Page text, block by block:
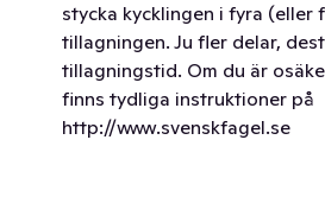
stycka kycklingen i fyra (eller
tillagningen. Ju fler delar,
tillagningstid. Om du är
finns tydliga instruktioner på
http://www.svenskfagel.se